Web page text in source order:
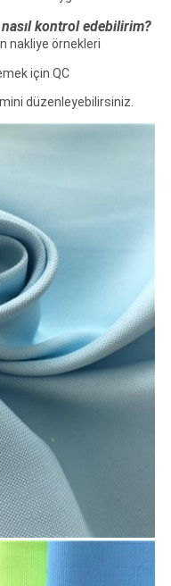
kontrol edebilirim?
nakliye örnekleri
için QC
düzenleyebilirsiniz.